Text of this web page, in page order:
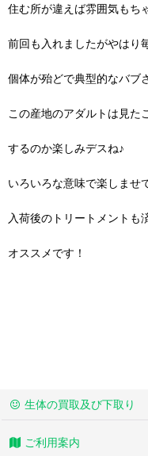
住む所が違えば雰囲気もち
前回も入れましたがやはり
個体が殆どで典型的なバブ
この産地のアダルトは見た
するのか楽しみデスね♪
いろいろな意味で楽しませ
入荷後のトリートメントも
オススメです！
生体の買取及び下取り
ご利用案内